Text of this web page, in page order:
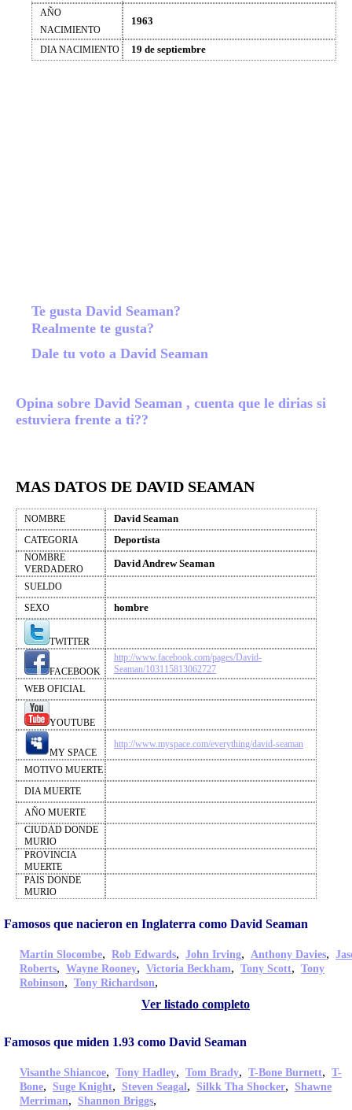
AÑO
NACIMIENTO
1963
DIA NACIMIENTO 19 de septiembre
Te gusta David Seaman?
Realmente te gusta?
Dale tu voto a David Seaman
Opina sobre David Seaman , cuenta que le dirias si
estuviera frente a ti??
MAS DATOS DE DAVID SEAMAN
NOMBRE David Seaman
CATEGORIA Deportista
NOMBRE
VERDADERO
David Andrew Seaman
SUELDO
SEXO
hombre
TWITTER
FACEBOOK
http://www.facebook.com/pages/David-
Seaman/103115813062727
WEB OFICIAL
YOUTUBE
MY SPACE
http://www.myspace.com/everything/david-seaman
MOTIVO MUERTE
DIA MUERTE
AÑO MUERTE
CIUDAD DONDE
MURIO
PROVINCIA
MUERTE
PAIS DONDE
MURIO
Famosos que nacieron en Inglaterra como David Seaman
Martin Slocombe, Rob Edwards, John Irving, Anthony Davies,
Roberts, Wayne Rooney, Victoria Beckham, Tony Scott, Tony
Robinson, Tony Richardson,
Ver listado completo
Famosos que miden 1.93 como David Seaman
Visanthe Shiancoe, Tony Hadley, Tom Brady, T-Bone Burnett, T-
Bone, Suge Knight, Steven Seagal, Silkk Tha Shocker, Shawne
Merriman, Shannon Briggs,